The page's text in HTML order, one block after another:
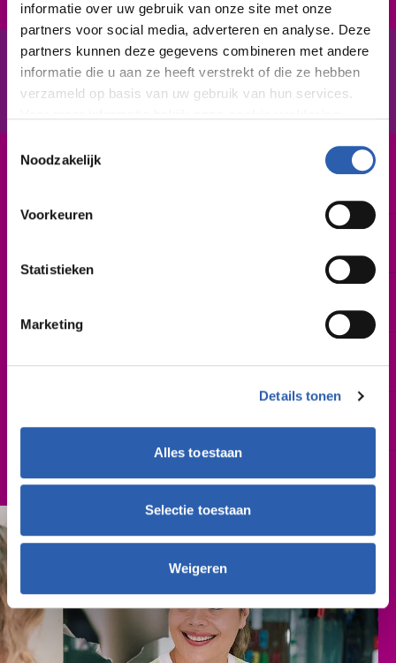
informatie over uw gebruik van onze site met onze
partners voor social media, adverteren en analyse. Deze
partners kunnen deze gegevens combineren met andere
informatie die u aan ze heeft verstrekt of die ze hebben
verzameld op basis van uw gebruik van hun services.
We werken samen met
die uw gegevens
Noodzakelijk
Voorkeuren
Statistieken
Marketing
Details tonen
Alles toestaan
Selectie toestaan
Weigeren
In het kort De opleiding
Gieterij 200, Hengelo
2027-2028
€ 762,- (per schooljaar)